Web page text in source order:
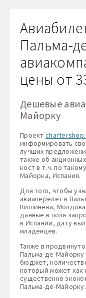
1 + 0 + 0
Пальма-
цены от
Дешевые
Майорку
Проект
информировать
лучших
также об
кост в т.ч. по
Майорка, Испания.
Для того, чтобы
авиаперелет в
Кишинева,
данные в поля
в Испании, дату
младенцев.
Также в
Пальма-де-
бюджет,
который может как
существенно
Пальма-де-Майорку.